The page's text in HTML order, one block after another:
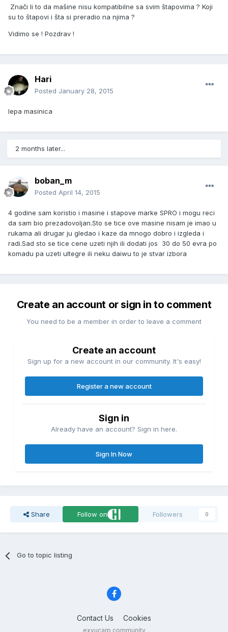
Znači li to da mašine nisu kompatibilne sa svim štapovima ? Koji
su to štapovi i šta si preradio na njima ?
Vidimo se ! Pozdrav !
Hari
Posted January 28, 2015
lepa masinica
2 months later...
boban_m
Posted April 14, 2015
4 godine sam koristio i masine i stapove marke SPRO i mogu reci
da sam bio prezadovoljan.Sto se tice ove masine nisam je imao u
rukama ali drugar ju gledao i kaze da mnogo dobro i izgleda i
radi.Sad sto se tice cene uzeti njih ili dodati jos 30 do 50 evra po
komadu pa uzeti ultegre ili neku daiwu to je stvar izbora
Create an account or sign in to comment
You need to be a member in order to leave a comment
Create an account
Sign up for a new account in our community. It's easy!
Register a new account
Sign in
Already have an account? Sign in here.
Sign In Now
Share Follow on Followers 0
Go to topic listing
Contact Us Cookies
exyucarp community